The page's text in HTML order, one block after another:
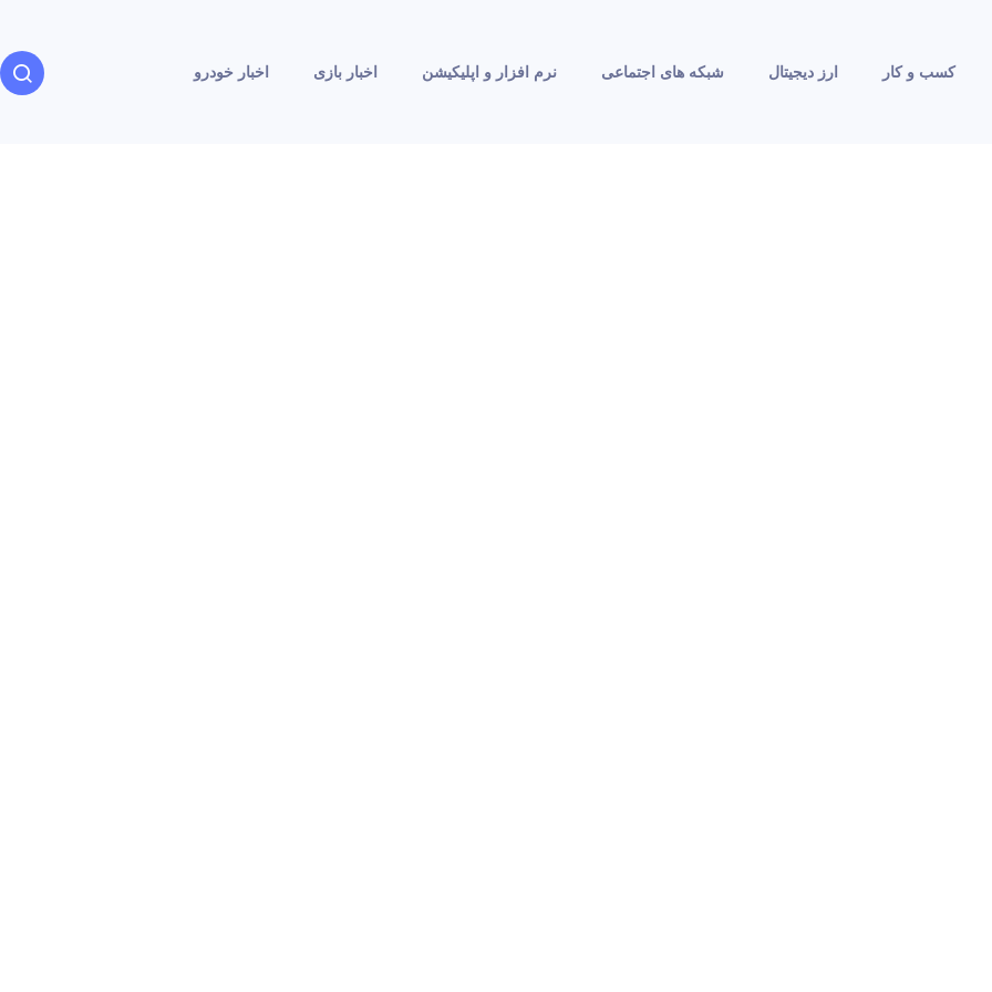
کسب و کار ارز دیجیتال شبکه های اجتماعی نرم افزار و اپلیکیشن اخبار بازی اخبار خودرو